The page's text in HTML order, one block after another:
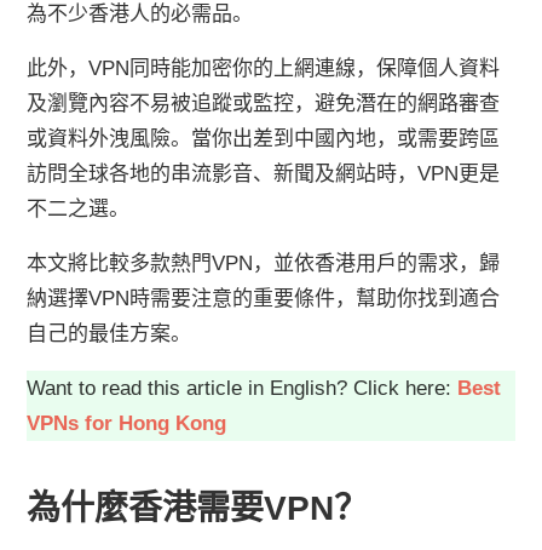
為不少香港人的必需品。
此外，VPN同時能加密你的上網連線，保障個人資料
及瀏覽內容不易被追蹤或監控，避免潛在的網路審查
或資料外洩風險。當你出差到中國內地，或需要跨區
訪問全球各地的串流影音、新聞及網站時，VPN更是
不二之選。
本文將比較多款熱門VPN，並依香港用戶的需求，歸
納選擇VPN時需要注意的重要條件，幫助你找到適合
自己的最佳方案。
Want to read this article in English? Click here: Best
VPNs for Hong Kong
為什麼香港需要VPN？